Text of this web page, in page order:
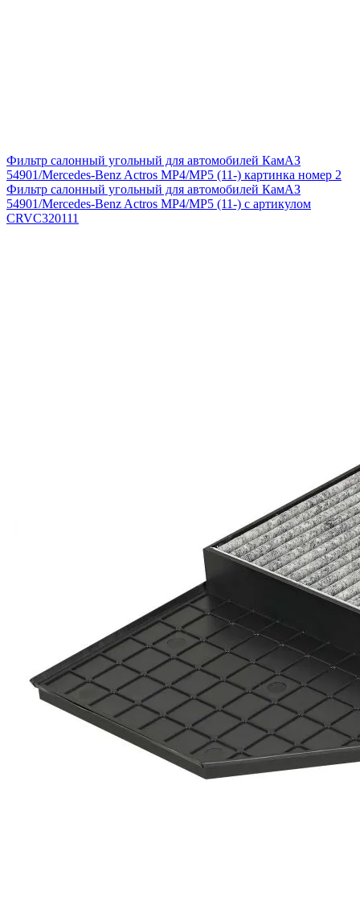
Фильтр салонный угольный для автомобилей КамАЗ
54901/Mercedes-Benz Actros MP4/MP5 (11-) картинка номер 2
Фильтр салонный угольный для автомобилей КамАЗ
54901/Mercedes-Benz Actros MP4/MP5 (11-) с артикулом
CRVC320111